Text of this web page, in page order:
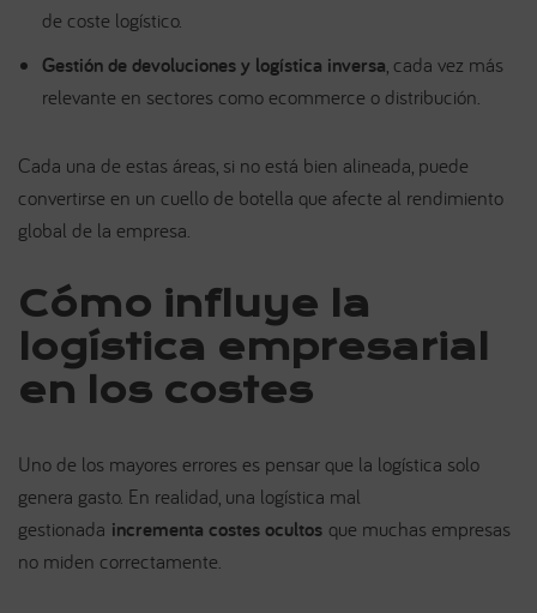
de coste logístico.
Gestión de devoluciones y logística inversa, cada vez más
relevante en sectores como ecommerce o distribución.
Cada una de estas áreas, si no está bien alineada, puede
convertirse en un cuello de botella que afecte al rendimiento
global de la empresa.
Cómo influye la
logística empresarial
en los costes
Uno de los mayores errores es pensar que la logística solo
genera gasto. En realidad, una logística mal
gestionada incrementa costes ocultos que muchas empresas
no miden correctamente.